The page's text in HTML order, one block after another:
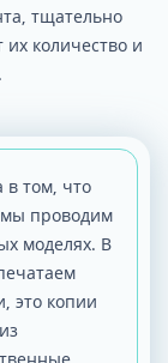
тщательно
количество и
в том, что
проводим
моделях. В
это копии